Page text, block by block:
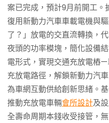
案已完成，預計9月前開工
復用新動力汽車車載電機與
了？」放電的交直流轉換，
夜頭的功率模塊，簡化設備
電形式，實現交通充放電樁
充放電路徑，解鎖新動力汽
為車網互動供給創新思緒。
推動充放電車輛會所設計及
全壽命周期本錢收受接管，